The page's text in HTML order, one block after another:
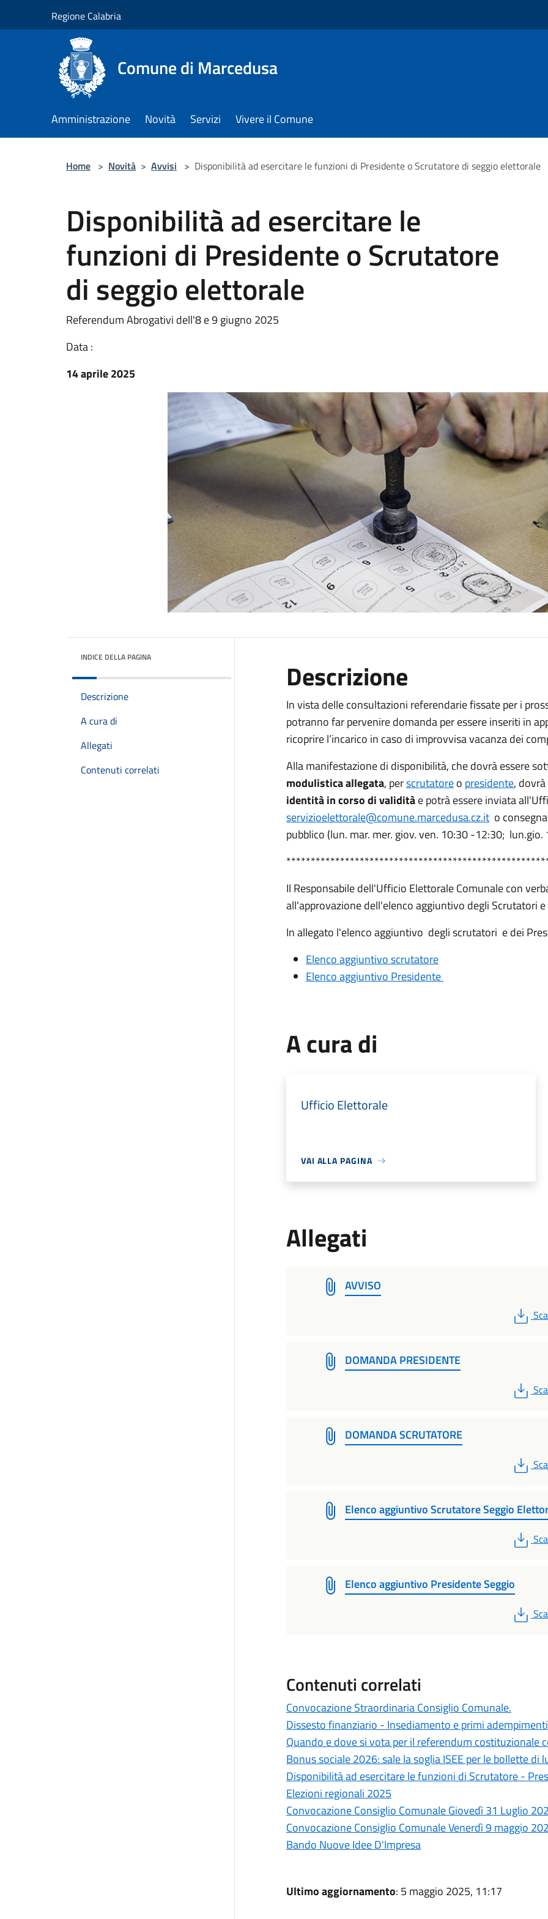
Regione Calabria
Comune di Marcedusa
Amministrazione Novità Servizi Vivere il Comune
Home > Novità > Avvisi > Disponibilità ad esercitare le funzioni di Presidente o Scrutatore di seggio elettorale
Disponibilità ad esercitare le
funzioni di Presidente o Scrutatore
di seggio elettorale
Referendum Abrogativi dell'8 e 9 giugno 2025
Data :
14 aprile 2025
INDICE DELLA PAGINA
Descrizione
A cura di
Allegati
Contenuti correlati
Descrizione
In vista delle consultazioni referendarie fissate per i
potranno far pervenire domanda per essere inseriti in
ricoprire l’incarico in caso di improvvisa vacanza dei
Alla manifestazione di disponibilità, che dovrà essere
modulistica allegata, perscrutatoreo presidente,
identità in corso di validitàe potrà essere inviata
servizioelettorale@comune.marcedusa.cz.ito
pubblico (lun. mar. mer. giov. ven. 10:30 -12:30;
Il Responsabile dell'Ufficio Elettorale Comunale con
all'approvazione dell'elenco aggiuntivo degli Scrutatori
In allegato l'elenco aggiuntivo degli scrutatori e dei
Elenco aggiuntivo scrutatore
Elenco aggiuntivo Presidente
A cura di
Ufficio Elettorale
VAI ALLA PAGINA
Allegati
AVVISO
DOMANDA PRESIDENTE
DOMANDA SCRUTATORE
Elenco aggiuntivo Scrutatore Seggio
Elenco aggiuntivo Presidente Seggio
Contenuti correlati
Convocazione Straordinaria Consiglio Comunale.
Dissesto finanziario - Insediamento e primi
Quando e dove si vota per il referendum costituzionale
Bonus sociale 2026: sale la soglia ISEE per le bollette di
Disponibilità ad esercitare le funzioni di Scrutatore -
Elezioni regionali 2025
Convocazione Consiglio Comunale Giovedì 31 Luglio
Convocazione Consiglio Comunale Venerdì 9 maggio
Bando Nuove Idee D'Impresa
Ultimo aggiornamento: 5 maggio 2025, 11:17